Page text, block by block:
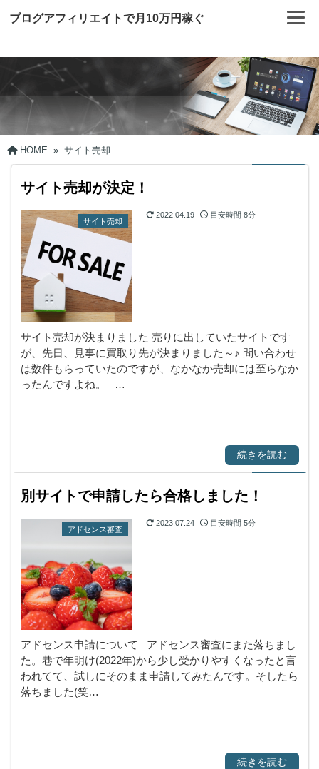
ブログアフィリエイトで月10万円稼ぐ
HOME » サイト売却
サイト売却が決定！
サイト売却
2022.04.19 目安時間 8分
サイト売却が決まりました 売りに出していたサイトです
が、先日、見事に買取り先が決まりました～♪ 問い合わせ
は数件もらっていたのですが、なかなか売却には至らなか
ったんですよね。 …
続きを読む
別サイトで申請したら合格しました！
アドセンス審査
2023.07.24 目安時間 5分
アドセンス申請について アドセンス審査にまた落ちまし
た。巷で年明け(2022年)から少し受かりやすくなったと言
われてて、試しにそのまま申請してみたんです。そしたら
落ちました(笑…
続きを読む